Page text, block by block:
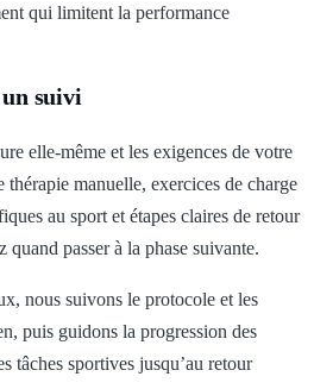
qui limitent la performance
suivi
elle-même et les exigences de votre
manuelle, exercices de charge
au sport et étapes claires de retour
quand passer à la phase suivante.
nous suivons le protocole et les
puis guidons la progression des
tâches sportives jusqu’au retour